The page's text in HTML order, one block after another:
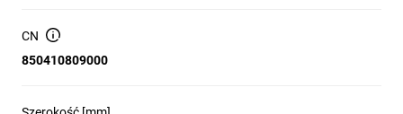
CN
850410809000